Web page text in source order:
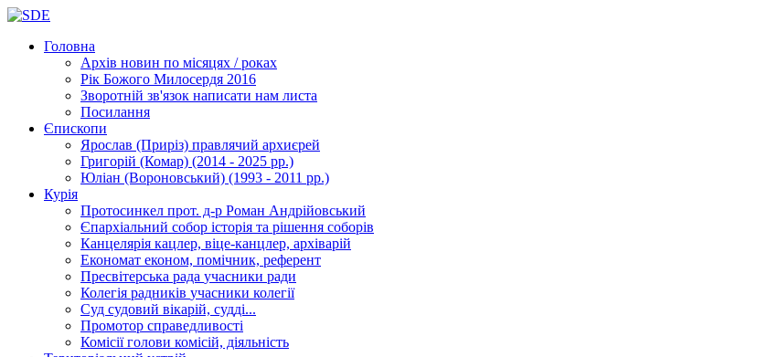
Головна
Архів новин по місяцях / роках
Рік Божого Милосердя 2016
Зворотній зв'язок написати нам листа
Посилання
Єпископи
Ярослав (Приріз) правлячий архиєрей
Григорій (Комар) (2014 - 2025 рр.)
Юліан (Вороновський) (1993 - 2011 рр.)
Курія
Протосинкел прот. д-р Роман Андрійовський
Єпархіальний собор історія та рішення соборів
Канцелярія кацлер, віце-канцлер, архіварій
Економат економ, помічник, референт
Пресвітерська рада учасники ради
Колегія радників учасники колегії
Суд судовий вікарій, судді...
Промотор справедливості
Комісіїголови комісій, діяльність